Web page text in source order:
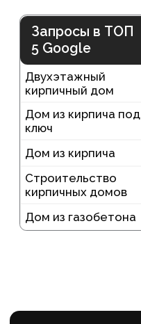
Развитие структуры и
семантики
После технической
и распределили запросы
форматам строительства
особенно важно для
проектирования домов,